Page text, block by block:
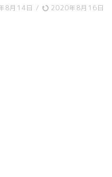
8月14日 / 2020年8月16日